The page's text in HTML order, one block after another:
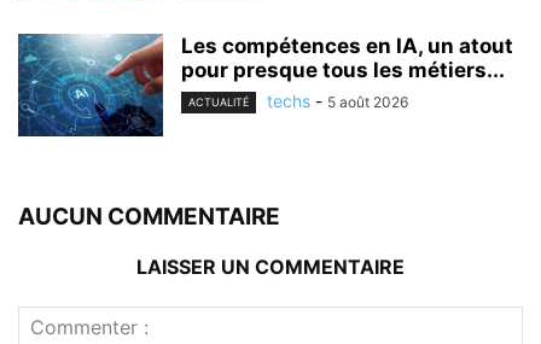
Les compétences en IA, un atout
pour presque tous les métiers...
ACTUALITÉ techs - 5 août 2026
AUCUN COMMENTAIRE
LAISSER UN COMMENTAIRE